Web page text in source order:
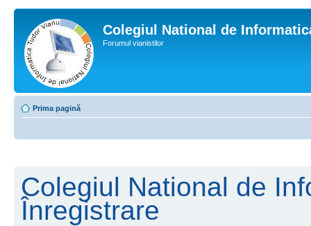
Colegiul National de
Forumul vianistilor
Prima pagină
Colegiul National de
Înregistrare